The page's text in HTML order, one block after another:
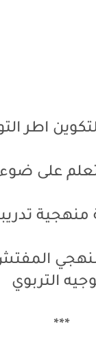
اطر
على ضوء
منهجية
سنهجي
التربوي
***